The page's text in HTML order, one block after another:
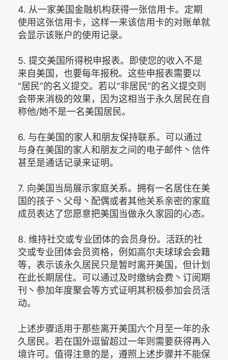
4. 从一家美国金融机构获得一张信用卡。定期
使用这张信用卡，这样一来该信用卡的对账单就
会显示该账户的使用记录。
5. 提交美国所得税申报表。即使您的收入不是
来自美国，也要每年报税。这些申报表需要以
“居民”的名义提交。若以“非居民”的名义提交则
会带来消极的效果，因为这相当于永久居民在自
称他/她不是一名美国居民。
6. 与在美国的家人和朋友保持联系。可以通过
与身在美国的家人和朋友之间的电子邮件丶信件
甚至是通话记录来证明。
7. 向美国当局展示家庭关系。拥有一名居住在美
国的孩子丶父母丶配偶或者其他关系亲密的家庭
成员表达了您愿意把美国当做永久家园的心态。
8. 维持社交或专业团体的会员身份。活跃的社
交或专业团体会员资格，例如高尔夫球球会会籍
等，表示该永久居民只是暂时离开美国，但计划
在此长期居住。可以通过及时缴纳会费丶订阅期
刊丶参加年度聚会等方式证明其积极参加会员活
动。
上述步骤适用于那些离开美国六个月至一年的永
久居民。若在国外逗留超过一年则需要获得再入
境许可。值得注意的是，遵照上述步骤并不能保